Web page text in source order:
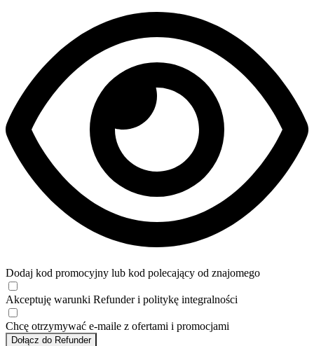
Dodaj kod promocyjny lub kod polecający od znajomego
Akceptuję warunki Refunder i politykę integralności
Chcę otrzymywać e-maile z ofertami i promocjami
Dołącz do Refunder